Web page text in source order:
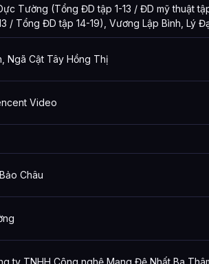
Tường (Tổng ĐD tập 1-13 / ĐD mỹ thuật
/ Tổng ĐD tập 14-19), Vương Lập Bình, Lý
Ngã Cật Tây Hồng Thị
Video
Châu
ty TNHH Công nghệ Mạng Đệ Nhất Ba